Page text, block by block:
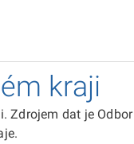
kraji
Zdrojem dat je Odbor